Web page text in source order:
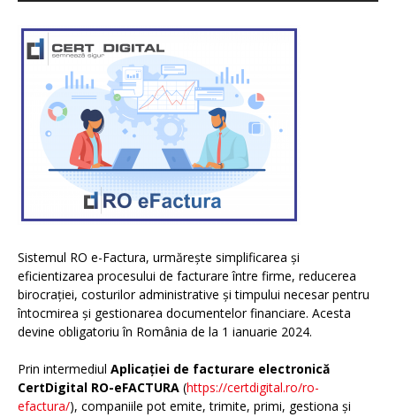
Sistemul RO e-Factura, urmărește simplificarea și
eficientizarea procesului de facturare între firme, reducerea
birocrației, costurilor administrative și timpului necesar pentru
întocmirea și gestionarea documentelor financiare. Acesta
devine obligatoriu în România de la 1 ianuarie 2024.
Prin intermediul Aplicației de facturare electronică
CertDigital RO-eFACTURA (https://certdigital.ro/ro-
efactura/), companiile pot emite, trimite, primi, gestiona și